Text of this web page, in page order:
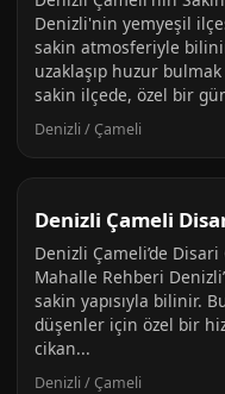
Denizli'nin yemyeşil
sakin atmosferiyle
uzaklaşıp huzur
sakin ilçede, özel bir
Denizli / Çameli
Denizli Çameli
Denizli Çameli’de
Mahalle Rehberi
sakin yapısıyla bilinir.
düşenler için özel bir
cikan...
Denizli / Çameli